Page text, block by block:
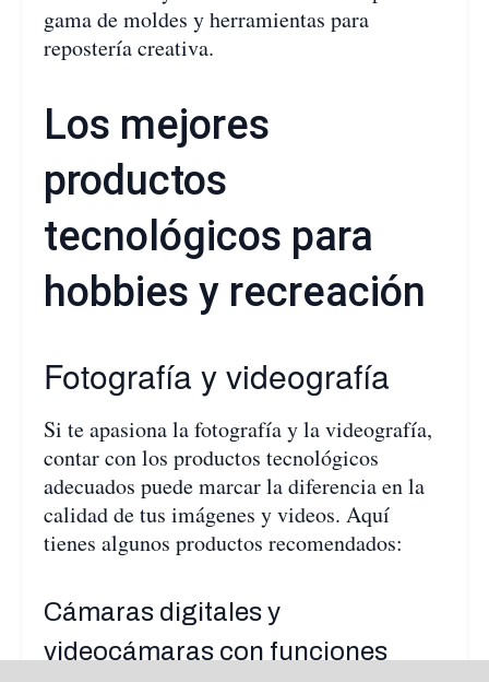
gama de moldes y herramientas para
repostería creativa.
Los mejores
productos
tecnológicos para
hobbies y recreación
Fotografía y videografía
Si te apasiona la fotografía y la videografía,
contar con los productos tecnológicos
adecuados puede marcar la diferencia en la
calidad de tus imágenes y videos. Aquí
tienes algunos productos recomendados:
Cámaras digitales y
videocámaras con funciones